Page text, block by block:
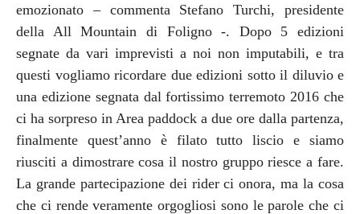
emozionato – commenta Stefano Turchi, presidente
della All Mountain di Foligno -. Dopo 5 edizioni
segnate da vari imprevisti a noi non imputabili, e tra
questi vogliamo ricordare due edizioni sotto il diluvio e
una edizione segnata dal fortissimo terremoto 2016 che
ci ha sorpreso in Area paddock a due ore dalla partenza,
finalmente quest’anno è filato tutto liscio e siamo
riusciti a dimostrare cosa il nostro gruppo riesce a fare.
La grande partecipazione dei rider ci onora, ma la cosa
che ci rende veramente orgogliosi sono le parole che ci